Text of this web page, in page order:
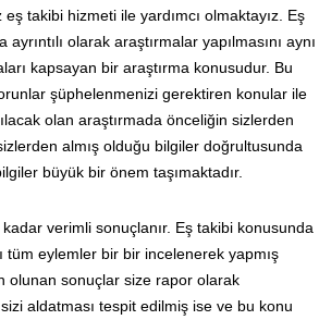
takibi hizmeti ile yardımcı olmaktayız. Eş
olarak araştırmalar yapılmasını aynı
kapsayan bir araştırma konusudur. Bu
şüphelenmenizi gerektiren konular ile
olan araştırmada önceliğin sizlerden
almış olduğu bilgiler doğrultusunda
büyük bir önem taşımaktadır.
verimli sonuçlanır. Eş takibi konusunda
tüm eylemler bir bir incelenerek yapmış
olunan sonuçlar size rapor olarak
aldatması tespit edilmiş ise ve bu konu